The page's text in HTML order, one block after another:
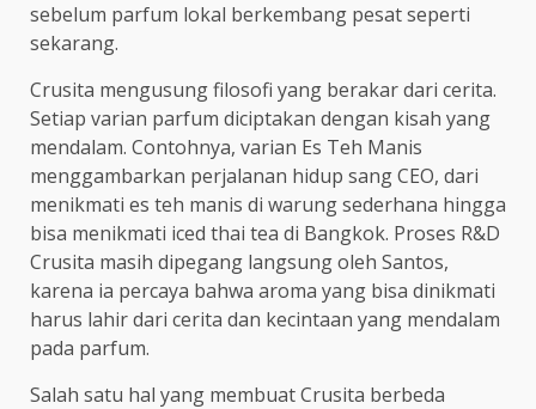
sebelum parfum lokal berkembang pesat seperti
sekarang.
Crusita mengusung filosofi yang berakar dari cerita.
Setiap varian parfum diciptakan dengan kisah yang
mendalam. Contohnya, varian Es Teh Manis
menggambarkan perjalanan hidup sang CEO, dari
menikmati es teh manis di warung sederhana hingga
bisa menikmati iced thai tea di Bangkok. Proses R&D
Crusita masih dipegang langsung oleh Santos,
karena ia percaya bahwa aroma yang bisa dinikmati
harus lahir dari cerita dan kecintaan yang mendalam
pada parfum.
Salah satu hal yang membuat Crusita berbeda